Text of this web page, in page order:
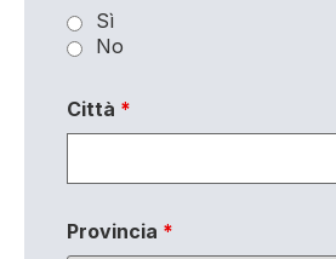
Sì
No
Città *
Provincia *